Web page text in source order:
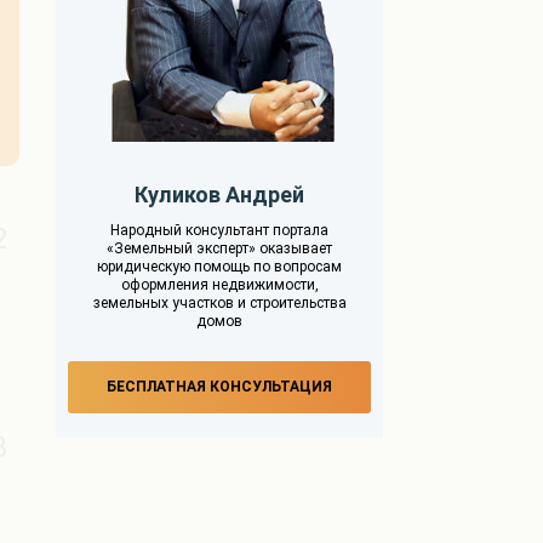
Куликов Андрей
Народный консультант портала
«Земельный эксперт» оказывает
юридическую помощь по вопросам
оформления недвижимости,
земельных участков и строительства
домов
БЕСПЛАТНАЯ КОНСУЛЬТАЦИЯ